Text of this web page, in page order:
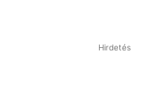
Hirdetés